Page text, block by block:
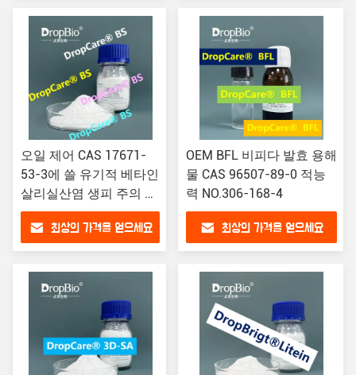
오일 제어 CAS 17671-
53-3에 쓸 유기적 베타인
살리실산염 생피 주의 성
분 원료
최상의 가격을 얻으세요
OEM BFL 비피다 발효 용해
물 CAS 96507-89-0 적능
력 NO.306-168-4
최상의 가격을 얻으세요